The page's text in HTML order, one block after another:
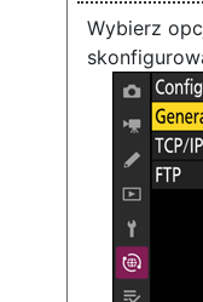
Wybierz